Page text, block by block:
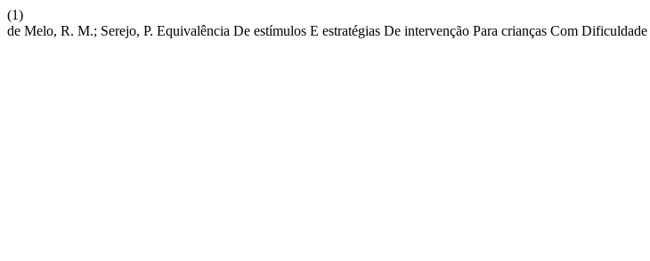
(1)
de Melo, R. M.; Serejo, P. Equivalência De estímulos E estratégias De intervenção Para crianças Com